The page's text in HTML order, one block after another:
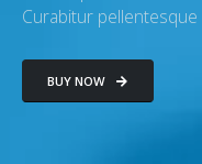
Curabitur
BUY NOW